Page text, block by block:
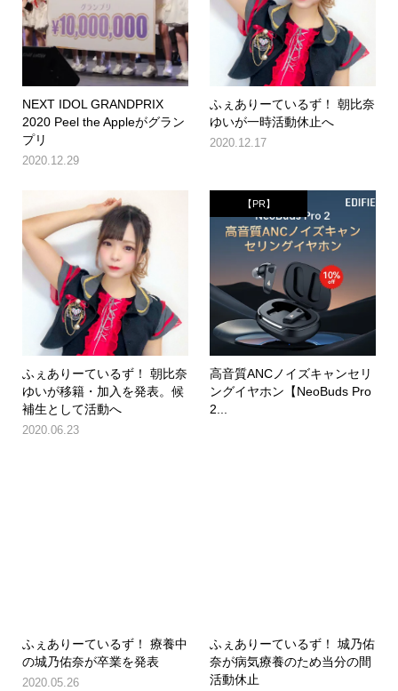
NEXT IDOL GRANDPRIX
2020 Peel the Appleがグラン
プリ
2020.12.29
ふぇありーているず！ 朝比奈
ゆいが一時活動休止へ
2020.12.17
ふぇありーているず！ 朝比奈
ゆいが移籍・加入を発表。候
補生として活動へ
2020.06.23
【PR】
高音質ANCノイズキャンセリ
ングイヤホン【NeoBuds Pro
2...
ふぇありーているず！ 療養中
の城乃佑奈が卒業を発表
2020.05.26
ふぇありーているず！ 城乃佑
奈が病気療養のため当分の間
活動休止